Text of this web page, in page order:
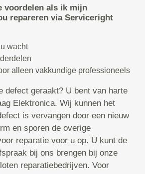
voordelen als ik mijn
repareren via Serviceright
wacht
alleen vakkundige professioneels
defect geraakt? U bent van harte
Elektronica. Wij kunnen het
is vervangen door een nieuw
en sporen de overige
reparatie voor u op. U kunt de
bij ons brengen bij onze
reparatiebedrijven. Voor